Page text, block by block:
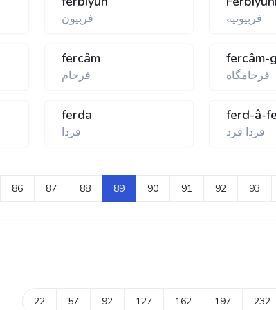
فربيون فربيونيه
fercâm
فرجام
fercâm-
فرجامگاه
ferda
فردا
ferd-â-
فردا فرد
86 87 88 89 90 91 92 93
22 57 92 127 162 197 232